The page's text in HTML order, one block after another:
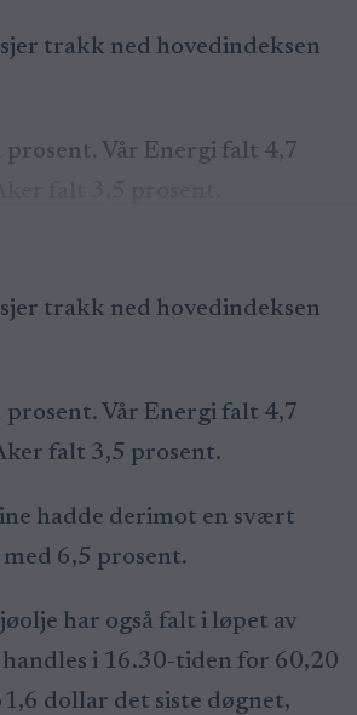
trakk ned hovedindeksen
Vår Energi falt 4,7
trakk ned hovedindeksen
Vår Energi falt 4,7
falt 3,5 prosent.
hadde derimot en svært
med 6,5 prosent.
har også falt i løpet av
handles i 16.30-tiden for 60,20
dollar det siste døgnet,